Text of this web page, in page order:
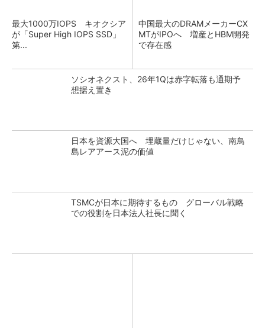
最大1000万IOPS キオクシア
が「Super High IOPS SSD」
第...
中国最大のDRAMメーカーCX
MTがIPOへ 増産とHBM開発
で存在感
ソシオネクスト、26年1Qは赤字転落も通期予
想据え置き
日本を資源大国へ 埋蔵量だけじゃない、南鳥
島レアアース泥の価値
TSMCが日本に期待するもの グローバル戦略
での役割を日本法人社長に聞く